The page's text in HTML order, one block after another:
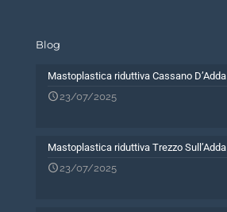
Blog
Mastoplastica riduttiva Cassano D’Adda
23/07/2025
Mastoplastica riduttiva Trezzo Sull’Adda
23/07/2025